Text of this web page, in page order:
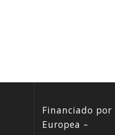
Financiado
Europea –